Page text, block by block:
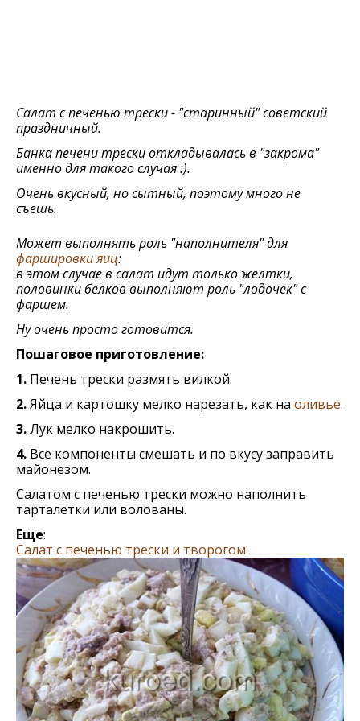
Салат с печенью трески - "старинный" советский
праздничный.
Банка печени трески откладывалась в "закрома"
именно для такого случая :).
Очень вкусный, но сытный, поэтому много не
съешь.
Может выполнять роль "наполнителя" для
фаршировки яиц:
в этом случае в салат идут только желтки,
половинки белков выполняют роль "лодочек" с
фаршем.
Ну очень просто готовится.
Пошаговое приготовление:
1. Печень трески размять вилкой.
2.Яйца и картошку мелко нарезать, как на оливье.
3.Лук мелко накрошить.
4. Все компоненты смешать и по вкусу заправить
майонезом.
Салатом с печенью трески можно наполнить
тарталетки или волованы.
Еще:
Салат с печенью трески и творогом